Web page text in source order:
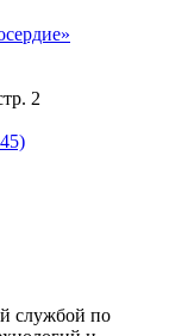
2
службой по